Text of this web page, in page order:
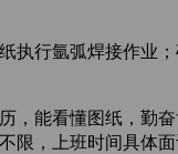
执行氩弧焊接作业
，能看懂图纸，勤奋
限，上班时间具体面